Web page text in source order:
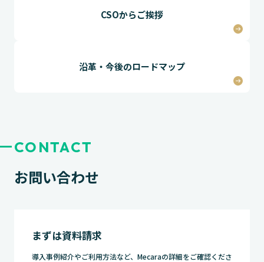
CSOからご挨拶
沿革・今後のロードマップ
CONTACT
お問い合わせ
まずは資料請求
導入事例紹介やご利用方法など、Mecaraの詳細をご確認くださ